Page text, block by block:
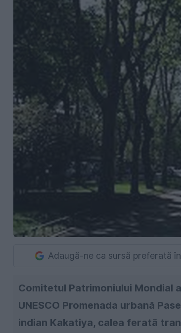
Adaugă-ne ca sursă preferată
Comitetul Patrimoniului Mondial
UNESCO Promenada urbană
indian Kakatiya, calea ferată